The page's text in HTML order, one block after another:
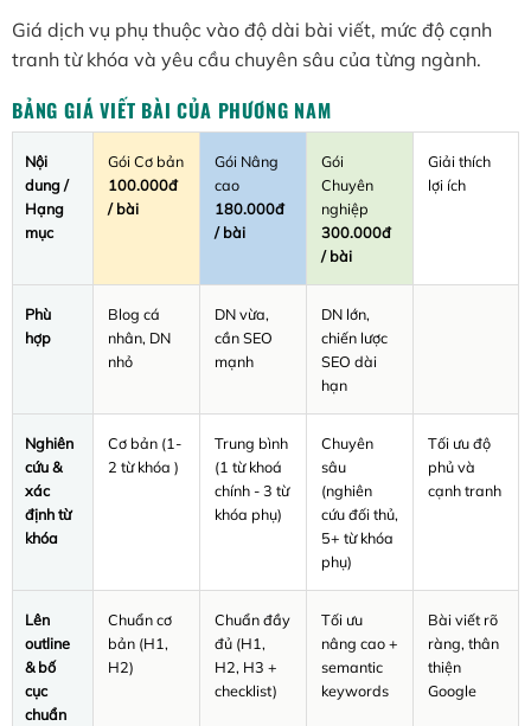
Giá dịch vụ phụ thuộc vào độ dài bài viết, mức độ cạnh
tranh từ khóa và yêu cầu chuyên sâu của từng ngành.
BẢNG GIÁ VIẾT BÀI CỦA PHƯƠNG NAM
Nội
dung /
Hạng
mục
Gói Cơ bản
100.000đ
/ bài
Gói Nâng
cao
180.000đ
/ bài
Gói
Chuyên
nghiệp
300.000đ
/ bài
Giải thích
lợi ích
Phù
hợp
Blog cá
nhân, DN
nhỏ
DN vừa,
cần SEO
mạnh
DN lớn,
chiến lược
SEO dài
hạn
Nghiên
cứu &
xác
định từ
khóa
Cơ bản (1-
2 từ khóa )
Trung bình
(1 từ khoá
chính - 3 từ
khóa phụ)
Chuyên
sâu
(nghiên
cứu đối thủ,
5+ từ khóa
phụ)
Tối ưu độ
phủ và
cạnh tranh
Lên
outline
& bố
cục
chuẩn
Chuẩn cơ
bản (H1,
H2)
Chuẩn đầy
đủ (H1,
H2, H3 +
checklist)
Tối ưu
nâng cao +
semantic
keywords
Bài viết rõ
ràng, thân
thiện
Google